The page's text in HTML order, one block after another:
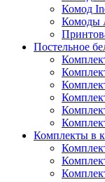
Комод
Комоды
Постельное
Комплекты в